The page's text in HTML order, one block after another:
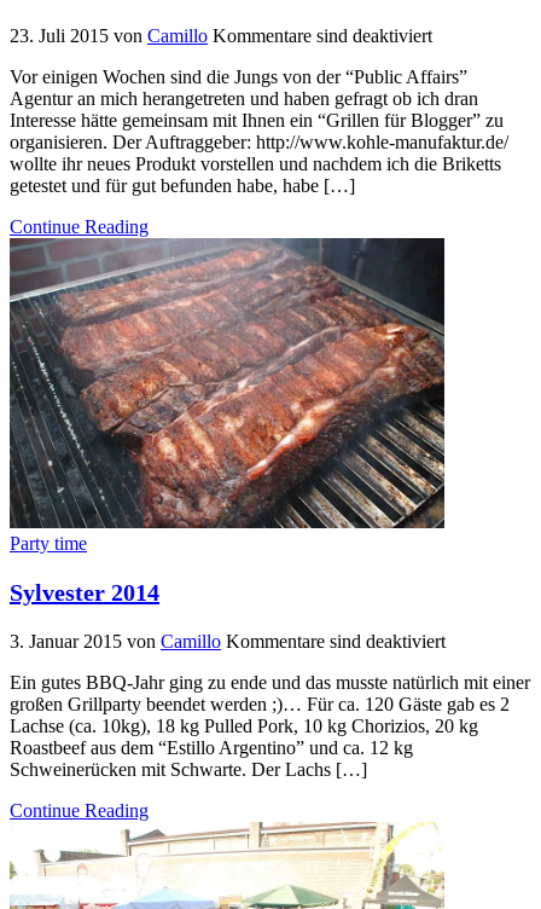
23. Juli 2015 von Camillo Kommentare sind deaktiviert
Vor einigen Wochen sind die Jungs von der “Public Affairs”
Agentur an mich herangetreten und haben gefragt ob ich dran
Interesse hätte gemeinsam mit Ihnen ein “Grillen für Blogger” zu
organisieren. Der Auftraggeber: http://www.kohle-manufaktur.de/
wollte ihr neues Produkt vorstellen und nachdem ich die Briketts
getestet und für gut befunden habe, habe […]
Continue Reading
Party time
Sylvester 2014
3. Januar 2015 von Camillo Kommentare sind deaktiviert
Ein gutes BBQ-Jahr ging zu ende und das musste natürlich mit einer
großen Grillparty beendet werden ;)… Für ca. 120 Gäste gab es 2
Lachse (ca. 10kg), 18 kg Pulled Pork, 10 kg Chorizios, 20 kg
Roastbeef aus dem “Estillo Argentino” und ca. 12 kg
Schweinerücken mit Schwarte. Der Lachs […]
Continue Reading